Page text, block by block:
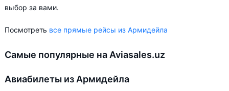
выбор за вами.
Посмотреть все прямые рейсы из Армидейла
Самые популярные на Aviasales.uz
Авиабилеты из Армидейла